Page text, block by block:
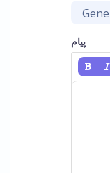
پیام